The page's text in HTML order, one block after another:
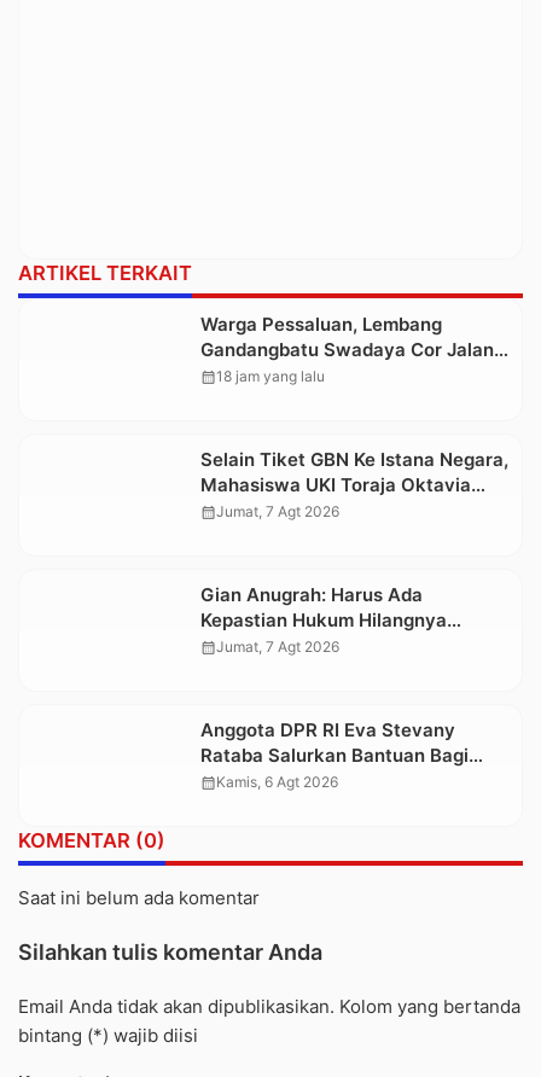
ARTIKEL TERKAIT
Warga Pessaluan, Lembang
Gandangbatu Swadaya Cor Jalan
Kabupaten
calendar_month18 jam yang lalu
Selain Tiket GBN Ke Istana Negara,
Mahasiswa UKI Toraja Oktavia
juga Lolos ke Pekan Seni
calendar_monthJumat, 7 Agt 2026
Gian Anugrah: Harus Ada
Kepastian Hukum Hilangnya
Stoner, Agar Keluarga tidak Larut
calendar_monthJumat, 7 Agt 2026
Anggota DPR RI Eva Stevany
Rataba Salurkan Bantuan Bagi
Warga Terdampak Longsor di
calendar_monthKamis, 6 Agt 2026
KOMENTAR (0)
Saat ini belum ada komentar
Silahkan tulis komentar Anda
Email Anda tidak akan dipublikasikan. Kolom yang bertanda
bintang (*) wajib diisi